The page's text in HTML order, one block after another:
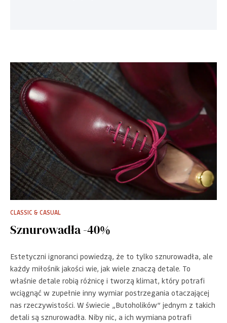
CLASSIC & CASUAL
Sznurowadła -40%
Estetyczni ignoranci powiedzą, że to tylko sznurowadła, ale
każdy miłośnik jakości wie, jak wiele znaczą detale. To
właśnie detale robią różnicę i tworzą klimat, który potrafi
wciągnąć w zupełnie inny wymiar postrzegania otaczającej
nas rzeczywistości. W świecie „Butoholików” jednym z takich
detali są sznurowadła. Niby nic, a ich wymiana potrafi